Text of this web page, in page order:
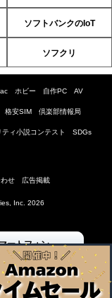
ソフトバンクのIoT
ソフクリ
ホビー 自作PC AV
格安SIM 倶楽部情報局
ィ小説コンテスト SDGs
せ 広告掲載
Inc. 2026
ートフォン